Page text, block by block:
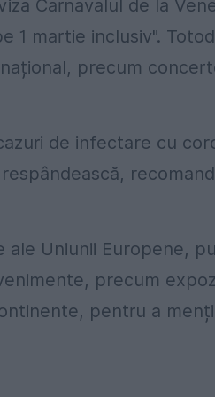
Carnavalul de la
1 martie inclusiv".
precum
de infectare cu
Uniunii Europene,
precum
pentru a